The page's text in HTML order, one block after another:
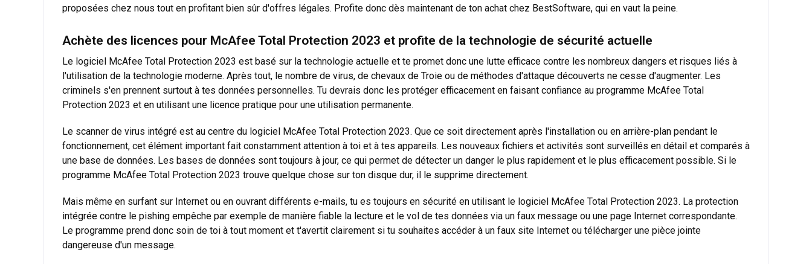
proposées chez nous tout en profitant bien sûr d'offres légales. Profite donc dès maintenant de ton achat chez BestSoftware, qui en vaut la peine.
Achète des licences pour McAfee Total Protection 2023 et profite de la technologie de sécurité actuelle
Le logiciel McAfee Total Protection 2023 est basé sur la technologie actuelle et te promet donc une lutte efficace contre les nombreux dangers et risques liés à
l'utilisation de la technologie moderne. Après tout, le nombre de virus, de chevaux de Troie ou de méthodes d'attaque découverts ne cesse d'augmenter. Les
criminels s'en prennent surtout à tes données personnelles. Tu devrais donc les protéger efficacement en faisant confiance au programme McAfee Total
Protection 2023 et en utilisant une licence pratique pour une utilisation permanente.
Le scanner de virus intégré est au centre du logiciel McAfee Total Protection 2023. Que ce soit directement après l'installation ou en arrière-plan pendant le
fonctionnement, cet élément important fait constamment attention à toi et à tes appareils. Les nouveaux fichiers et activités sont surveillés en détail et comparés à
une base de données. Les bases de données sont toujours à jour, ce qui permet de détecter un danger le plus rapidement et le plus efficacement possible. Si le
programme McAfee Total Protection 2023 trouve quelque chose sur ton disque dur, il le supprime directement.
Mais même en surfant sur Internet ou en ouvrant différents e-mails, tu es toujours en sécurité en utilisant le logiciel McAfee Total Protection 2023. La protection
intégrée contre le pishing empêche par exemple de manière fiable la lecture et le vol de tes données via un faux message ou une page Internet correspondante.
Le programme prend donc soin de toi à tout moment et t'avertit clairement si tu souhaites accéder à un faux site Internet ou télécharger une pièce jointe
dangereuse d'un message.